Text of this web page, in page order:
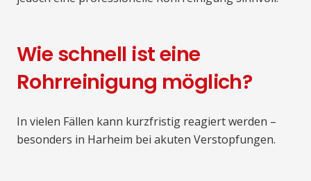
Wie schnell ist eine
Rohrreinigung möglich?
In vielen Fällen kann kurzfristig reagiert werden –
besonders in Harheim bei akuten Verstopfungen.